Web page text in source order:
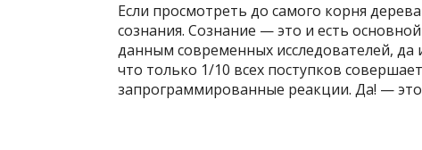
Если просмотреть до самого корня
сознания. Сознание — это и есть
данным современных исследователей,
что только 1/10 всех поступков
запрограммированные реакции. Да! —